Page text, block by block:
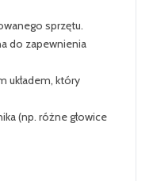
sprzętu.
do zapewnienia
układem, który
(np. różne głowice